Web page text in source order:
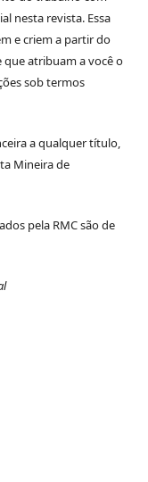
nesta revista. Essa
e criem a partir do
que atribuam a você o
sob termos
a qualquer título,
Mineira de
pela RMC são de